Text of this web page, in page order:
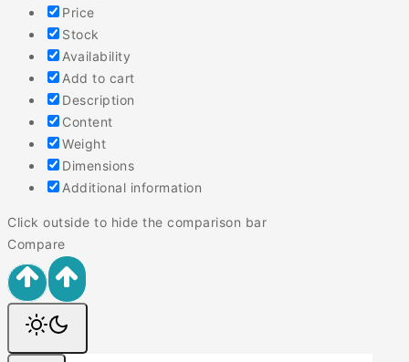
Price
Stock
Availability
Add to cart
Description
Content
Weight
Dimensions
Additional information
Click outside to hide the comparison bar
Compare